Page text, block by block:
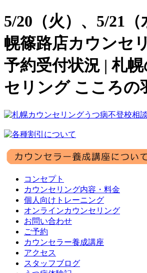
5/20（火）、5/21
幌篠路店カウンセ
予約受付状況 | 札
セリング こころの
コンセプト
カウンセリング内容・料金
個人向けトレーニング
オンラインカウンセリング
お問い合わせ
ご予約
カウンセラー養成講座
アクセス
スタッフブログ